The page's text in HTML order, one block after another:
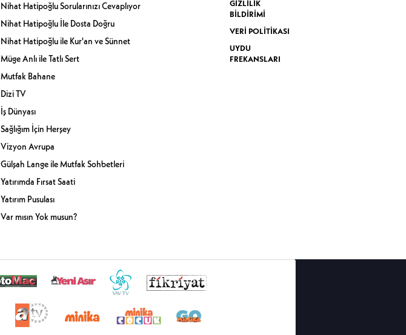
Nihat Hatipoğlu Sorularınızı Cevaplıyor
Nihat Hatipoğlu İle Dosta Doğru
Nihat Hatipoğlu ile Kur'an ve Sünnet
Müge Anlı ile Tatlı Sert
Mutfak Bahane
Dizi TV
İş Dünyası
Sağlığım İçin Herşey
Vizyon Avrupa
Gülşah Lange ile Mutfak Sohbetleri
Yatırımda Fırsat Saati
Yatırım Pusulası
Var mısın Yok musun?
GİZLİLİK
BİLDİRİMİ
VERİ POLİTİKASI
UYDU
FREKANSLARI